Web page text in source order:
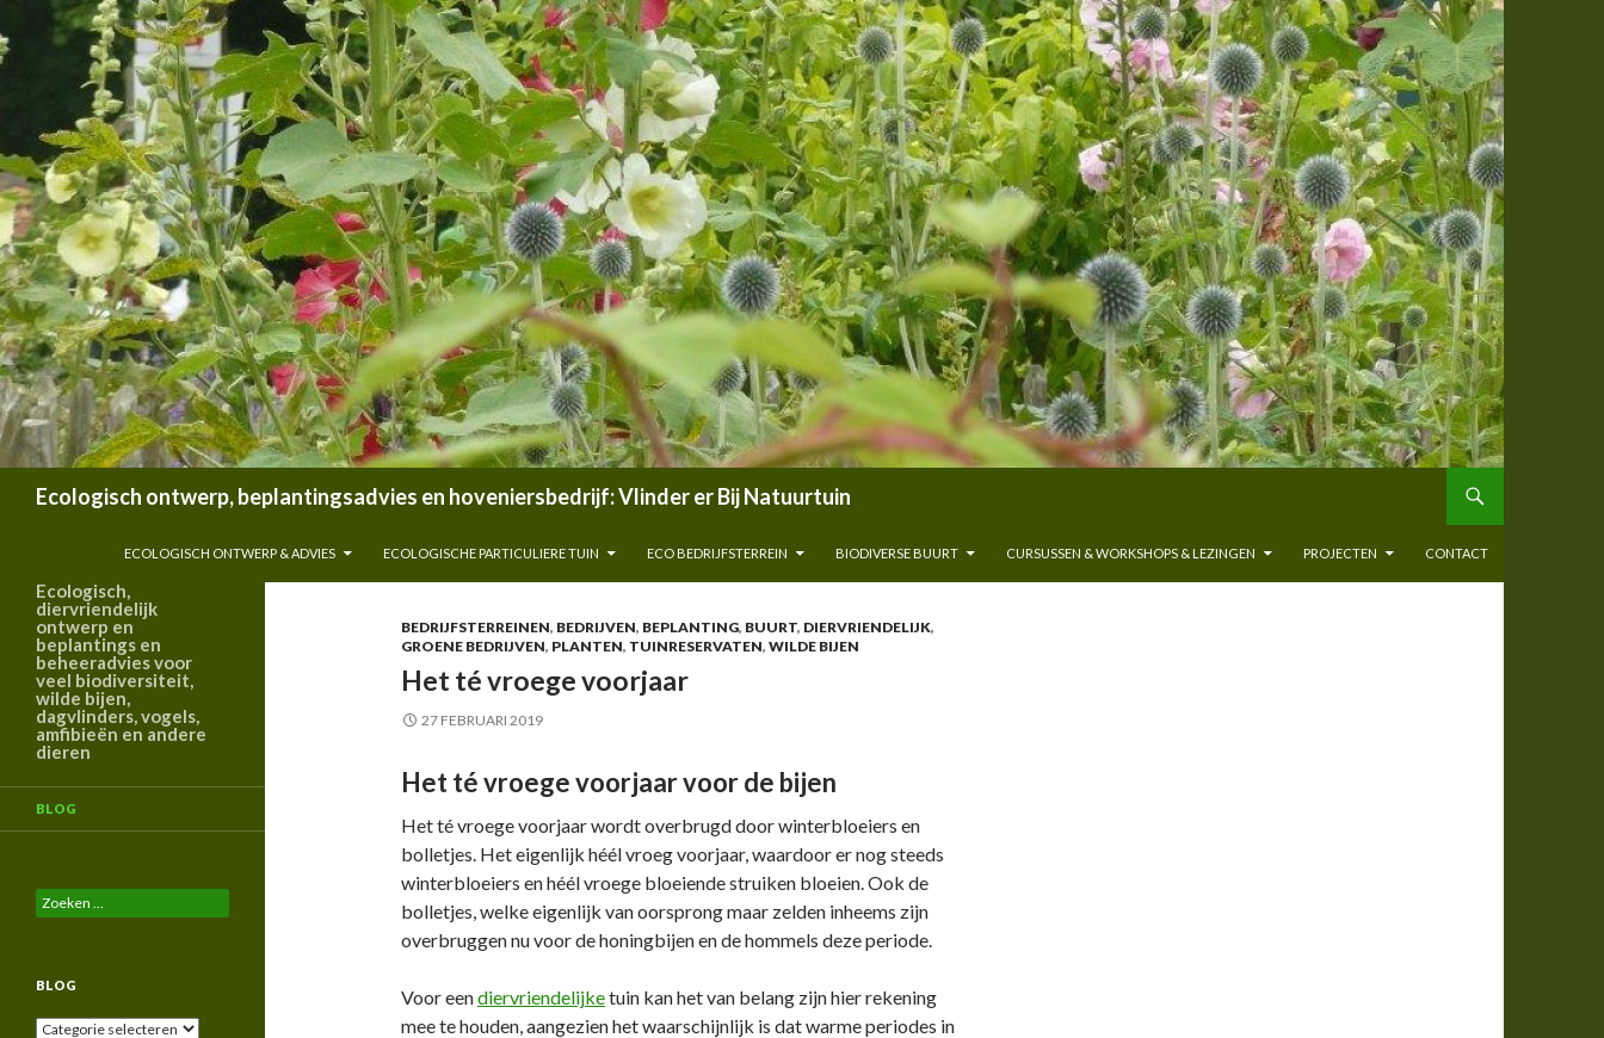
Ecologisch ontwerp, beplantingsadvies en hoveniersbedrijf: Vlinder er Bij Natuurtuin
ECOLOGISCH ONTWERP & ADVIES
ECOLOGISCHE PARTICULIERE TUIN ECO BEDRIJFSTERREIN BIODIVERSE BUURT CURSUSSEN & WORKSHOPS & LEZINGEN PROJECTEN CONTACT
BEDRIJFSTERREINEN, BEDRIJVEN, BEPLANTING, BUURT, DIERVRIENDELIJK,
GROENE BEDRIJVEN, PLANTEN, TUINRESERVATEN, WILDE BIJEN
Het té vroege voorjaar
27 FEBRUARI 2019
Het té vroege voorjaar voor de bijen
Het té vroege voorjaar wordt overbrugd door winterbloeiers en
bolletjes. Het eigenlijk héél vroeg voorjaar, waardoor er nog steeds
winterbloeiers en héél vroege bloeiende struiken bloeien. Ook de
bolletjes, welke eigenlijk van oorsprong maar zelden inheems zijn
overbruggen nu voor de honingbijen en de hommels deze periode.
Voor eendiervriendelijketuin kan het van belang zijn hier rekening
mee te houden, aangezien het waarschijnlijk is dat warme periodes in
Ecologisch,
diervriendelijk
ontwerp en
beplantings en
beheeradvies voor
veel biodiversiteit,
wilde bijen,
dagvlinders, vogels,
amfibieën en andere
dieren
BLOG
Zoeken
naar:
BLOG
Blog